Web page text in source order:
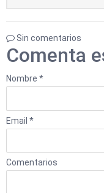
Sin comentarios
Comenta
Nombre *
Email *
Comentarios